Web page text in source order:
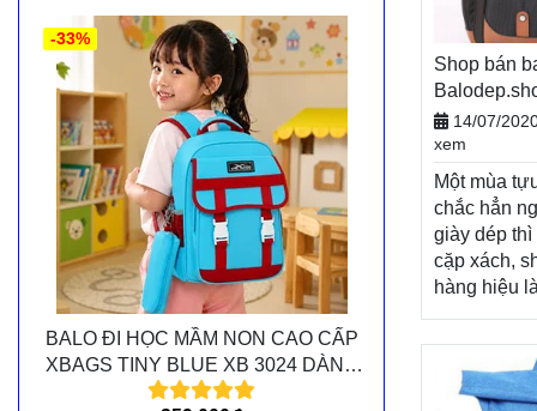
bán balo ở
xách. Giao
Miễn phí
toán tiền
Xem thêm
Shop bán
BALO-TÚI
14/07/
xem
Một mùa
chắc hẳn
giày dép thì
cặp xách,
hàng hiệu
lượng cho
đầy tươi
học mới,
BALO ĐI HỌC MẦM NON CAO CẤP
XBAGS TINY BLUE XB 3024 DÀNH
CHO CÁC BÉ MẦM NON
-33%